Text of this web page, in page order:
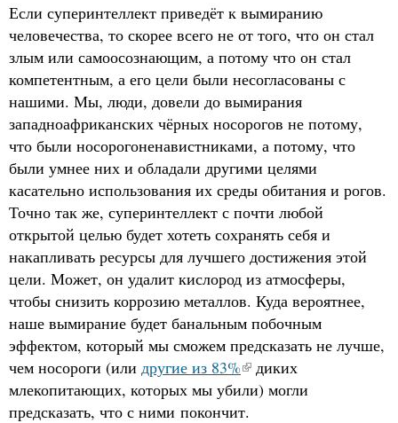
Если суперинтеллект приведёт к вымиранию
человечества, то скорее всего не от того, что он стал
злым или самоосознающим, а потому что он стал
компетентным, а его цели были несогласованы с
нашими. Мы, люди, довели до вымирания
западноафриканских чёрных носорогов не потому,
что были носорогоненавистниками, а потому, что
были умнее них и обладали другими целями
касательно использования их среды обитания и рогов.
Точно так же, суперинтеллект с почти любой
открытой целью будет хотеть сохранять себя и
накапливать ресурсы для лучшего достижения этой
цели. Может, он удалит кислород из атмосферы,
чтобы снизить коррозию металлов. Куда вероятнее,
наше вымирание будет банальным побочным
эффектом, который мы сможем предсказать не лучше,
чем носороги (или другие из 83%
диких
млекопитающих, которых мы убили) могли
предсказать, что с ними покончит.